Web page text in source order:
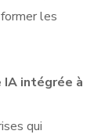
les
IA intégrée à
qui